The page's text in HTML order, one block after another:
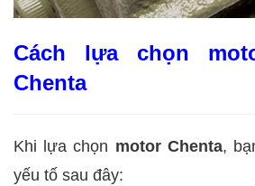
Cách lựa chọn
Chenta
Khi lựa chọn motor Chenta,
yếu tố sau đây: